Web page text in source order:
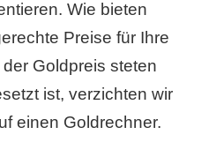
Wie bieten
Preise für Ihre
Goldpreis steten
ist, verzichten wir
einen Goldrechner.